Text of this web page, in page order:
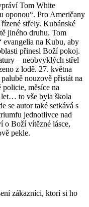
Tom White
oponou“. Pro Američany
střely. Kubánské
jiného druhu. Tom
evangelia na Kubu, aby
přinesl Boží pokoj.
– neobvyklých střel
z lodě. 27. května
nouzově přistát na
měsíce na
let… to vše byla škola
se autor také setkává s
jednotlivce nad
o Boží vítězné lásce,
pekle.
zákazníci, ktorí si ho